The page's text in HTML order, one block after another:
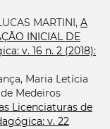
MARTINI, A
INICIAL DE
v. 16 n. 2 (2018):
Maria Letícia
Medeiros
Licenciaturas de
v. 22